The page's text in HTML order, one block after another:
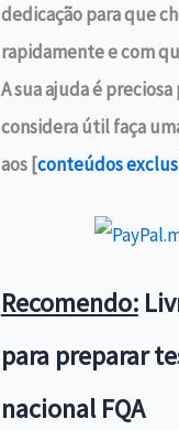
dedicação para que
rapidamente e com
A sua ajuda é
considera útil faça
aos [conteúdos
Recomendo:
para preparar
nacional FQA